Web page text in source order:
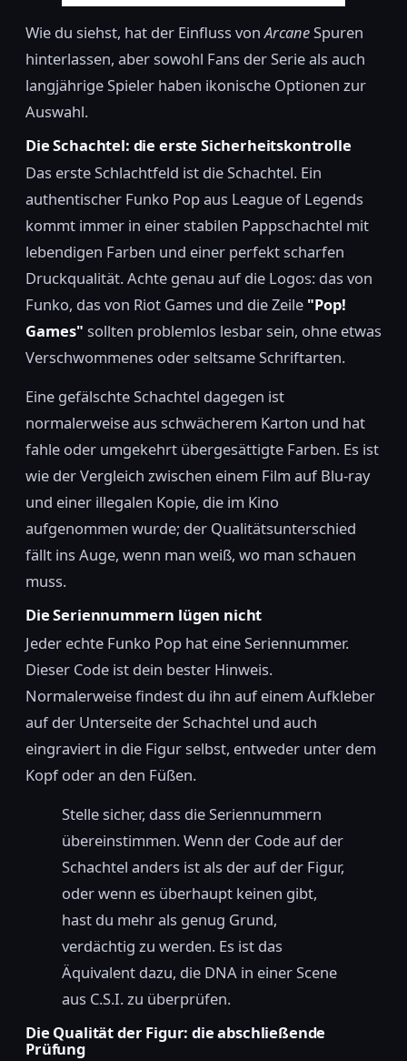
Wie du siehst, hat der Einfluss vonArcaneSpuren
hinterlassen, aber sowohl Fans der Serie als auch
langjährige Spieler haben ikonische Optionen zur
Auswahl.
Die Schachtel: die erste Sicherheitskontrolle
Das erste Schlachtfeld ist die Schachtel. Ein
authentischer Funko Pop aus League of Legends
kommt immer in einer stabilen Pappschachtel mit
lebendigen Farben und einer perfekt scharfen
Druckqualität. Achte genau auf die Logos: das von
Funko, das von Riot Games und die Zeile "Pop!
Games" sollten problemlos lesbar sein, ohne etwas
Verschwommenes oder seltsame Schriftarten.
Eine gefälschte Schachtel dagegen ist
normalerweise aus schwächerem Karton und hat
fahle oder umgekehrt übergesättigte Farben. Es ist
wie der Vergleich zwischen einem Film auf Blu-ray
und einer illegalen Kopie, die im Kino
aufgenommen wurde; der Qualitätsunterschied
fällt ins Auge, wenn man weiß, wo man schauen
muss.
Die Seriennummern lügen nicht
Jeder echte Funko Pop hat eine Seriennummer.
Dieser Code ist dein bester Hinweis.
Normalerweise findest du ihn auf einem Aufkleber
auf der Unterseite der Schachtel und auch
eingraviert in die Figur selbst, entweder unter dem
Kopf oder an den Füßen.
Stelle sicher, dass die Seriennummern
übereinstimmen. Wenn der Code auf der
Schachtel anders ist als der auf der Figur,
oder wenn es überhaupt keinen gibt,
hast du mehr als genug Grund,
verdächtig zu werden. Es ist das
Äquivalent dazu, die DNA in einer Scene
aus C.S.I. zu überprüfen.
Die Qualität der Figur: die abschließende
Prüfung